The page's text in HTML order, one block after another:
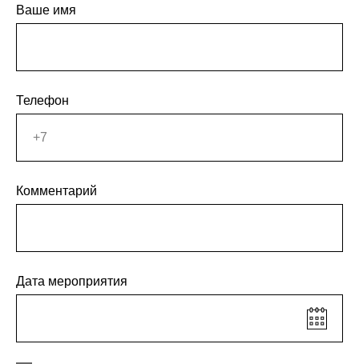
Ваше имя
Телефон
Комментарий
Дата мероприятия